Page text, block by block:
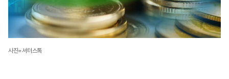
사진=셔터스톡